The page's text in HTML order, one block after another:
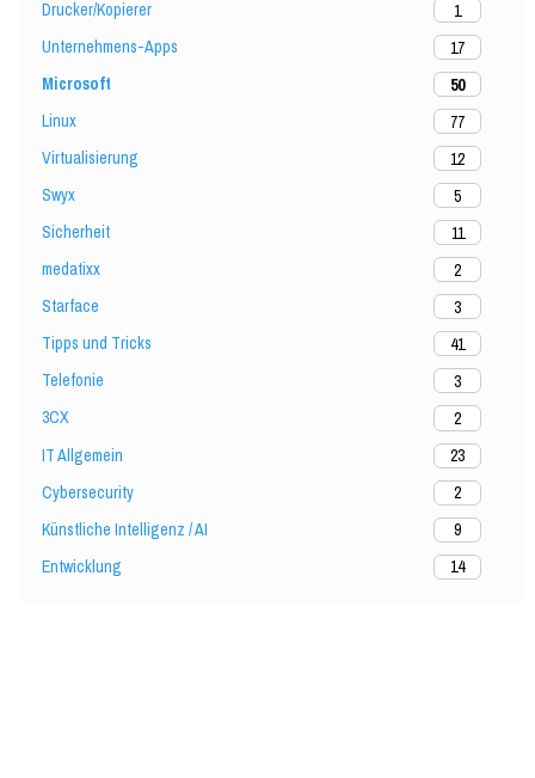
Drucker/Kopierer
1
Unternehmens-Apps
17
Microsoft
50
Linux
77
Virtualisierung
12
Swyx
5
Sicherheit
11
medatixx
2
Starface
3
Tipps und Tricks
41
Telefonie
3
3CX
2
IT Allgemein
23
Cybersecurity
2
Künstliche Intelligenz / AI
9
Entwicklung
14